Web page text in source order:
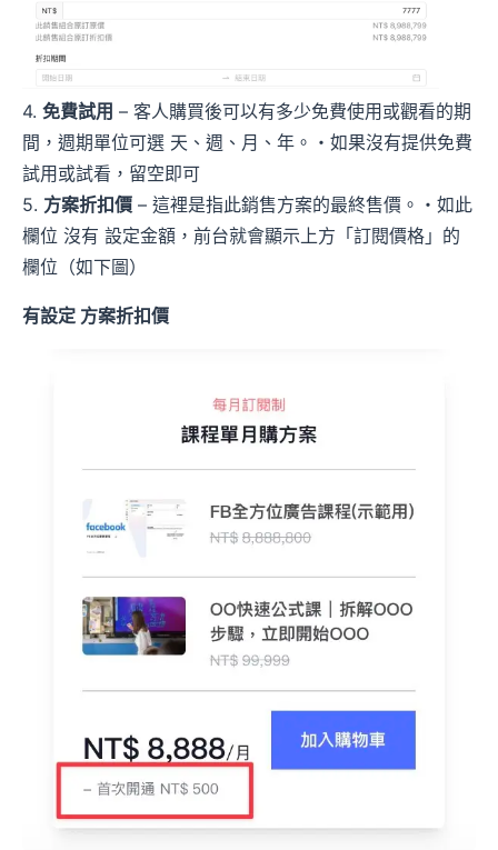
4. 免費試用 – 客人購買後可以有多少免費使用或觀看的期
間，週期單位可選 天、週、月、年。・如果沒有提供免費
試用或試看，留空即可
5. 方案折扣價 – 這裡是指此銷售方案的最終售價。・如此
欄位 沒有 設定金額，前台就會顯示上方「訂閱價格」的
欄位（如下圖）
有設定 方案折扣價